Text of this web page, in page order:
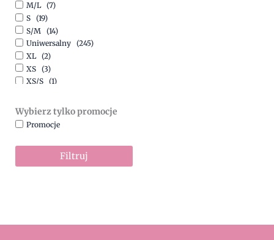
Turkusowy
Zielony
Złoty
(1)
M/L (7)
S (19)
S/M (14)
Uniwersalny (245)
XL (2)
XS (3)
XS/S (1)
Wybierz tylko promocje
Promocje
Filtruj